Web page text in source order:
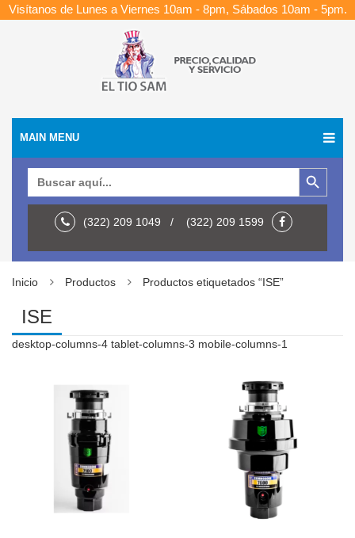
Visítanos de Lunes a Viernes 10am - 8pm, Sábados 10am - 5pm.
MAIN MENU
Botón de búsqueda
(322) 209 1049 / (322) 209 1599
Inicio Productos Productos etiquetados “ISE”
ISE
desktop-columns-4 tablet-columns-3 mobile-columns-1